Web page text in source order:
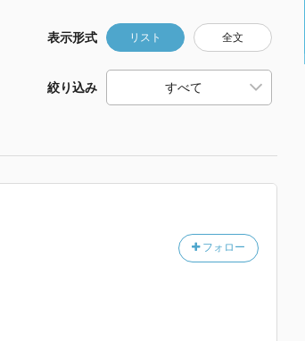
表示形式 リスト 全文
絞り込み
フォロー